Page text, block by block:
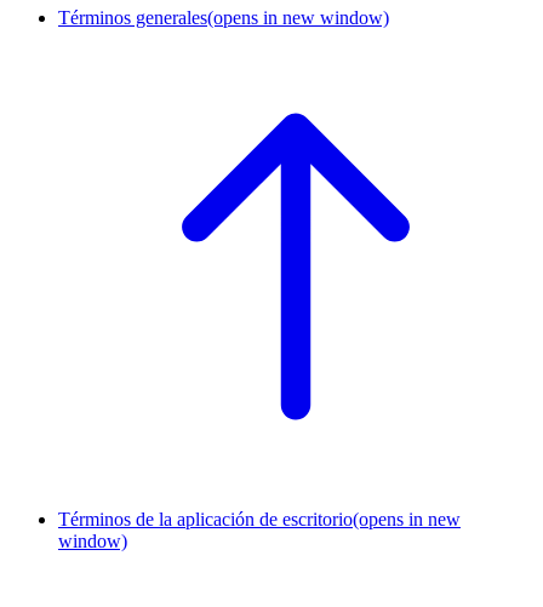
Términos generales(opens in new window)
Términos de la aplicación de escritorio(opens in new
window)